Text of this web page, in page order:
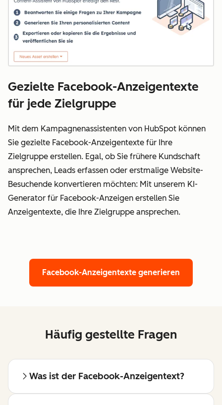
Gezielte Facebook-Anzeigentexte
für jede Zielgruppe
Mit dem Kampagnenassistenten von HubSpot können
Sie gezielte Facebook-Anzeigentexte für Ihre
Zielgruppe erstellen. Egal, ob Sie frühere Kundschaft
ansprechen, Leads erfassen oder erstmalige Website-
Besuchende konvertieren möchten: Mit unserem KI-
Generator für Facebook-Anzeigen erstellen Sie
Anzeigentexte, die Ihre Zielgruppe ansprechen.
Facebook-Anzeigentexte generieren
Häufig gestellte Fragen
Was ist der Facebook-Anzeigentext?